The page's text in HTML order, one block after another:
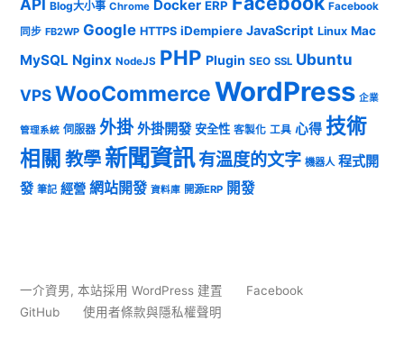
API Blog大小事 Chrome Docker ERP
Facebook
同步 FB2WP Google HTTPS iDempiere JavaScript Linux Mac
MySQL Nginx NodeJS PHP Plugin SEO SSL Ubuntu
VPSWooCommerceWordPress 企業
管理系統 伺服器 外掛 外掛開發 安全性 客製化 工具 心得 技術
相關 教學 新聞資訊有溫度的文字 機器人 程式開
發 筆記 經營 網站開發 資料庫 開源ERP 開發
一介資男, 本站採用 WordPress 建置
Facebook
GitHub
使用者條款與隱私權聲明